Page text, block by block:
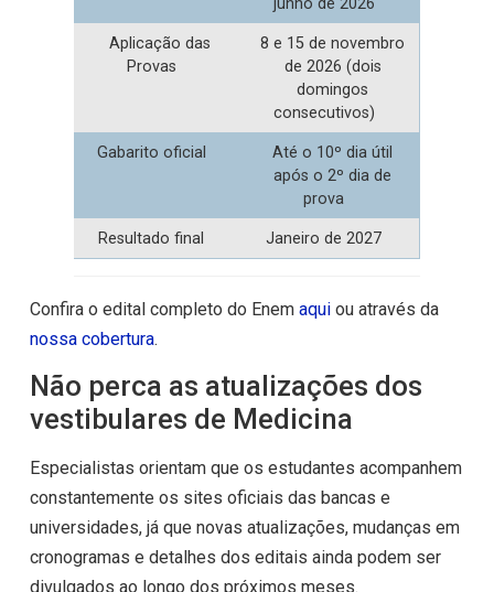
Aplicação das
Provas
8 e 15 de novembro
de 2026 (dois
domingos
consecutivos)
Gabarito oficial
Até o 10º dia útil
após o 2º dia de
prova
Resultado final Janeiro de 2027
Confira o edital completo do Enem aquiou através da
nossa cobertura.
Não perca as atualizações dos
vestibulares de Medicina
Especialistas orientam que os estudantes acompanhem
constantemente os sites oficiais das bancas e
universidades, já que novas atualizações, mudanças em
cronogramas e detalhes dos editais ainda podem ser
divulgados ao longo dos próximos meses.